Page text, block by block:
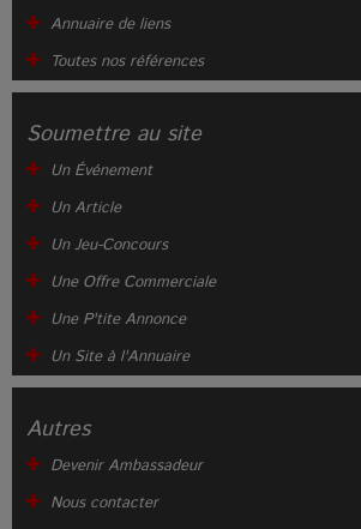
Annuaire de liens
Toutes nos références
Soumettre au site
Un Événement
Un Article
Un Jeu-Concours
Une Offre Commerciale
Une P'tite Annonce
Un Site à l'Annuaire
Autres
Devenir Ambassadeur
Nous contacter